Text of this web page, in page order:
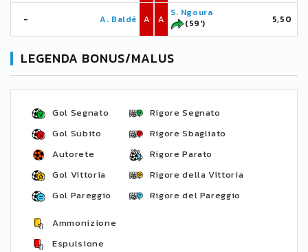
- A. Baldé A A
S. Ngoura
(59')
5,50
LEGENDA BONUS/MALUS
Gol Segnato
Gol Subito
Autorete
Gol Vittoria
Gol Pareggio
Rigore Segnato
Rigore Sbagliato
Rigore Parato
Rigore della Vittoria
Rigore del Pareggio
Ammonizione
Espulsione